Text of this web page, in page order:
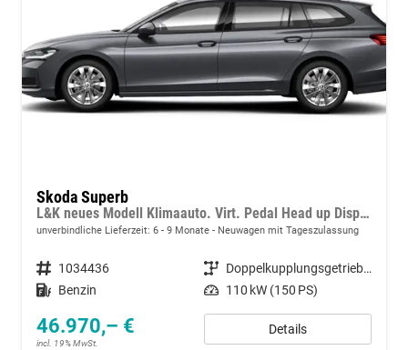
Skoda Superb
L&K neues Modell Klimaauto. Virt. Pedal Head up Displ. Kessy Navi. Kamera PDC SHZ
unverbindliche Lieferzeit: 6 - 9 Monate Neuwagen mit Tageszulassung
Fahrzeugnummer 1034436 Getriebe
Doppelkupplungsgetriebe (DSG)
Kraftstoff Benzin Leistung 110 kW (150 PS)
46.970,– €
incl. 19% MwSt.
Details